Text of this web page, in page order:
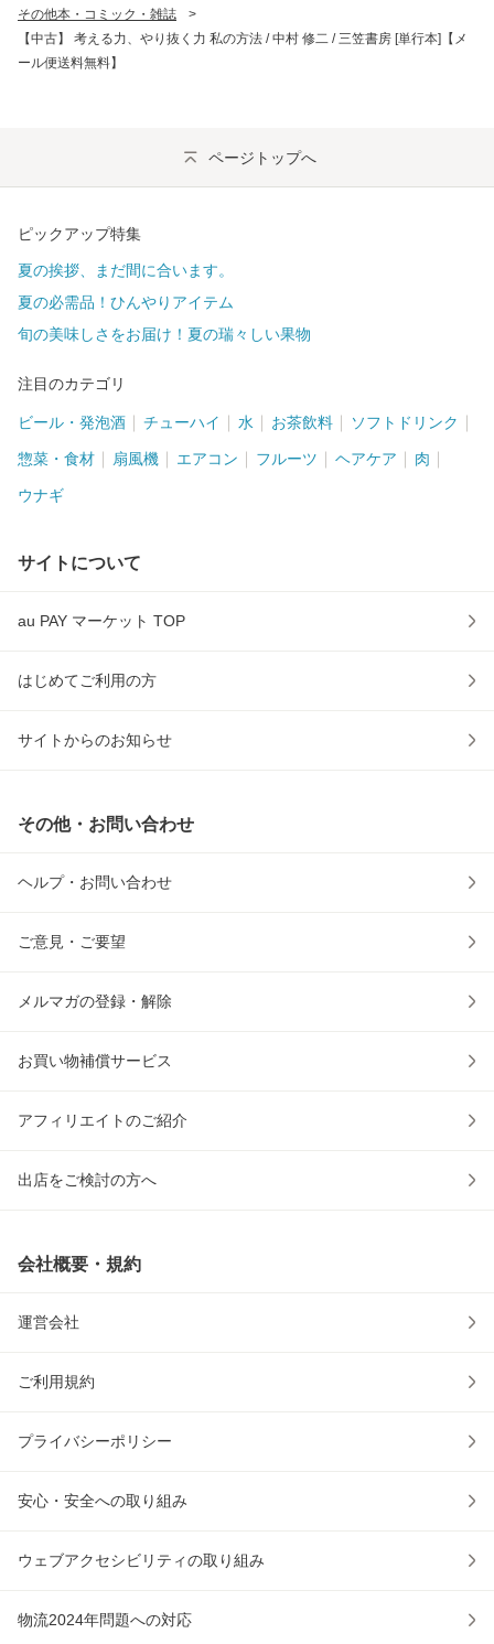
その他本・コミック・雑誌
>
【中古】 考える力、やり抜く力 私の方法 / 中村 修二 / 三笠書房 [単行本]【メ
ール便送料無料】
ページトップへ
ピックアップ特集
夏の挨拶、まだ間に合います。
夏の必需品！ひんやりアイテム
旬の美味しさをお届け！夏の瑞々しい果物
注目のカテゴリ
ビール・発泡酒 チューハイ 水 お茶飲料 ソフトドリンク
惣菜・食材 扇風機 エアコン フルーツ ヘアケア 肉
ウナギ
サイトについて
au PAY マーケット TOP
はじめてご利用の方
サイトからのお知らせ
その他・お問い合わせ
ヘルプ・お問い合わせ
ご意見・ご要望
メルマガの登録・解除
お買い物補償サービス
アフィリエイトのご紹介
出店をご検討の方へ
会社概要・規約
運営会社
ご利用規約
プライバシーポリシー
安心・安全への取り組み
ウェブアクセシビリティの取り組み
物流2024年問題への対応